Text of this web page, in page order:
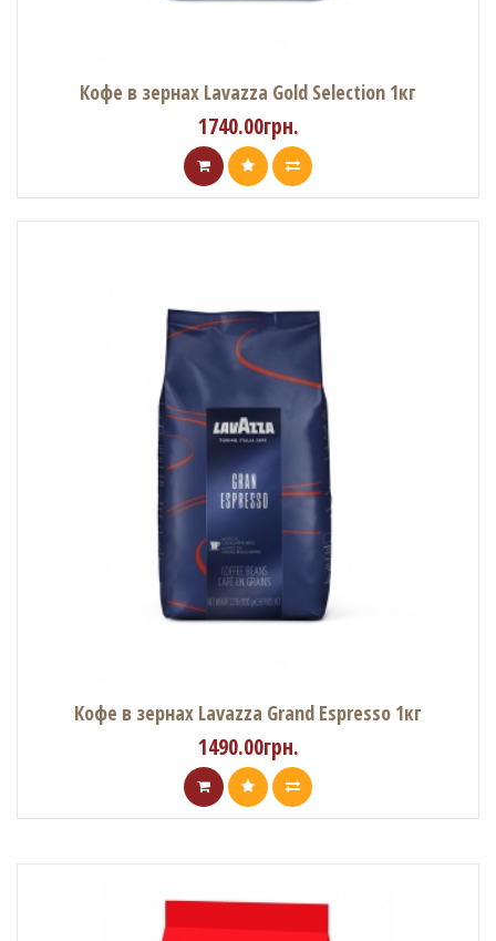
Кофе в зернах Lavazza Gold Selection 1кг
1740.00грн.
Кофе в зернах Lavazza Grand Espresso 1кг
1490.00грн.